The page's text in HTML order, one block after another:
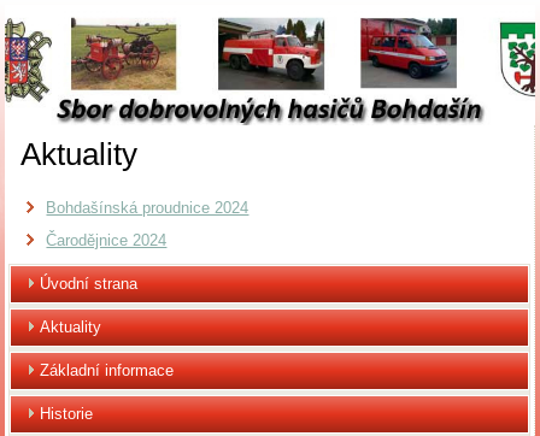
Aktuality
Bohdašínská proudnice 2024
Čarodějnice 2024
Úvodní strana
Aktuality
Základní informace
Historie